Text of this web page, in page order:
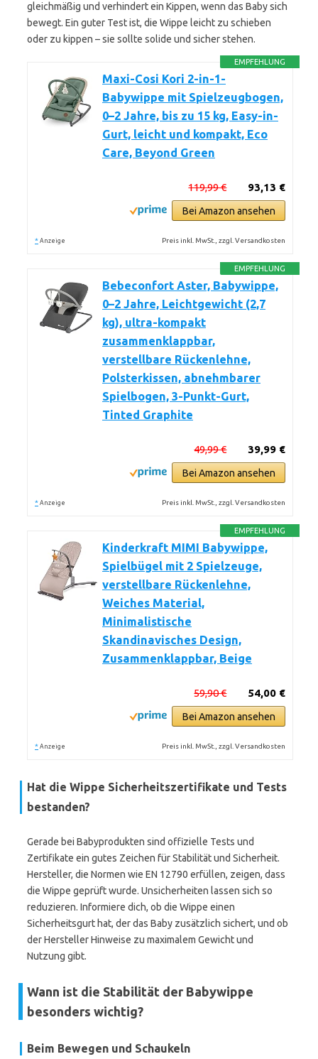
gleichmäßig und verhindert ein Kippen, wenn das Baby sich
bewegt. Ein guter Test ist, die Wippe leicht zu schieben
oder zu kippen – sie sollte solide und sicher stehen.
EMPFEHLUNG
Maxi-Cosi Kori 2-in-1-
Babywippe mit Spielzeugbogen,
0–2 Jahre, bis zu 15 kg, Easy-in-
Gurt, leicht und kompakt, Eco
Care, Beyond Green
93,13 €
119,99 €
Bei Amazon ansehen
* Anzeige Preis inkl. MwSt., zzgl. Versandkosten
EMPFEHLUNG
Bebeconfort Aster, Babywippe,
0–2 Jahre, Leichtgewicht (2,7
kg), ultra-kompakt
zusammenklappbar,
verstellbare Rückenlehne,
Polsterkissen, abnehmbarer
Spielbogen, 3-Punkt-Gurt,
Tinted Graphite
39,99 €
49,99 €
Bei Amazon ansehen
* Anzeige Preis inkl. MwSt., zzgl. Versandkosten
EMPFEHLUNG
Kinderkraft MIMI Babywippe,
Spielbügel mit 2 Spielzeuge,
verstellbare Rückenlehne,
Weiches Material,
Minimalistische
Skandinavisches Design,
Zusammenklappbar, Beige
54,00 €
59,90 €
Bei Amazon ansehen
* Anzeige Preis inkl. MwSt., zzgl. Versandkosten
Hat die Wippe Sicherheitszertifikate und Tests
bestanden?
Gerade bei Babyprodukten sind offizielle Tests und
Zertifikate ein gutes Zeichen für Stabilität und Sicherheit.
Hersteller, die Normen wie EN 12790 erfüllen, zeigen, dass
die Wippe geprüft wurde. Unsicherheiten lassen sich so
reduzieren. Informiere dich, ob die Wippe einen
Sicherheitsgurt hat, der das Baby zusätzlich sichert, und ob
der Hersteller Hinweise zu maximalem Gewicht und
Nutzung gibt.
Wann ist die Stabilität der Babywippe
besonders wichtig?
Beim Bewegen und Schaukeln